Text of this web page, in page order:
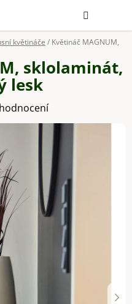
květináče / Květináč MAGNUM,
sklolaminát,
lesk